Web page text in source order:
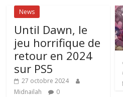
News
Until Dawn, le
jeu horrifique de
retour en 2024
sur PS5
27 octobre 2024
Midnailah
0